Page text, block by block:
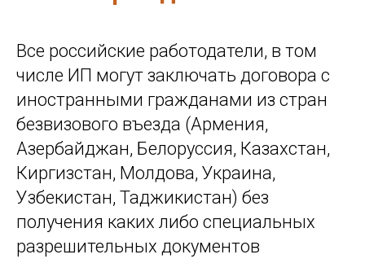
Все российские работодатели, в том
числе ИП могут заключать договора с
иностранными гражданами из стран
безвизового въезда (Армения,
Азербайджан, Белоруссия, Казахстан,
Киргизстан, Молдова, Украина,
Узбекистан, Таджикистан) без
получения каких либо специальных
разрешительных документов